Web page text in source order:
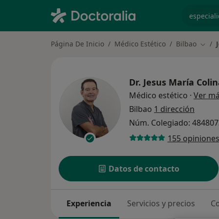
Página De Inicio Médico Estético Bilbao
Dr. Jesus María
Médico estético · Ver
Bilbao 1 dirección
Núm. Colegiado:
155 opiniones
Datos de contacto
Experiencia Servicios y precios